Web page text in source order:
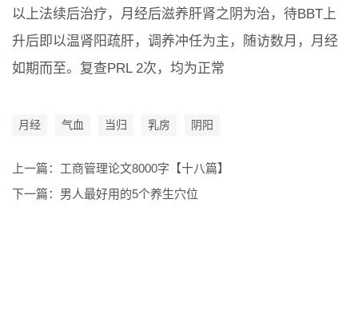
以上法续后治疗，月经后滋养肝肾之阴为治，待BBT上
升后即以温肾阳疏肝，调养冲任为主，随访数月，月经
如期而至。复查PRL 2次，均为正常
月经 气血 当归 乳房 阴阳
上一篇： 工商管理论文8000字【十八篇】
下一篇： 男人最好用的5个养生穴位